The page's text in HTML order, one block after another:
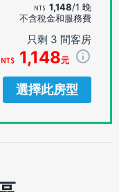
1,148/1 晚
不含稅金和服務費
只剩 3 間客房
1,148元
選擇此房型